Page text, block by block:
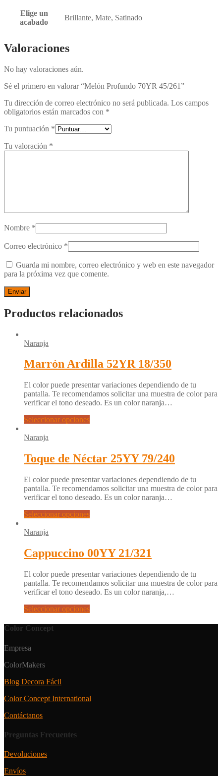
Elige un
acabado
Brillante, Mate, Satinado
Valoraciones
No hay valoraciones aún.
Sé el primero en valorar “Melón Profundo 70YR 45/261”
Tu dirección de correo electrónico no será publicada. Los campos
obligatorios están marcados con *
Tu puntuación *
Tu valoración *
Nombre *
Correo electrónico *
Guarda mi nombre, correo electrónico y web en este navegador
para la próxima vez que comente.
Productos relacionados
Naranja
Marrón Ardilla 52YR 18/350
El color puede presentar variaciones dependiendo de tu
pantalla. Te recomendamos solicitar una muestra de color para
verificar el tono deseado. Es un color naranja…
Seleccionar opciones
Naranja
Toque de Néctar 25YY 79/240
El color puede presentar variaciones dependiendo de tu
pantalla. Te recomendamos solicitar una muestra de color para
verificar el tono deseado. Es un color naranja…
Seleccionar opciones
Naranja
Cappuccino 00YY 21/321
El color puede presentar variaciones dependiendo de tu
pantalla. Te recomendamos solicitar una muestra de color para
verificar el tono deseado. Es un color naranja,…
Seleccionar opciones
Color Concept
Empresa
ColorMakers
Blog Decora Fácil
Color Concept International
Contáctanos
Preguntas Frecuentes
Devoluciones
Envíos